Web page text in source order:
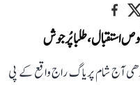
استقبال، طلبا پُرجوش
آج شام پریاگ راج واقع کے پی